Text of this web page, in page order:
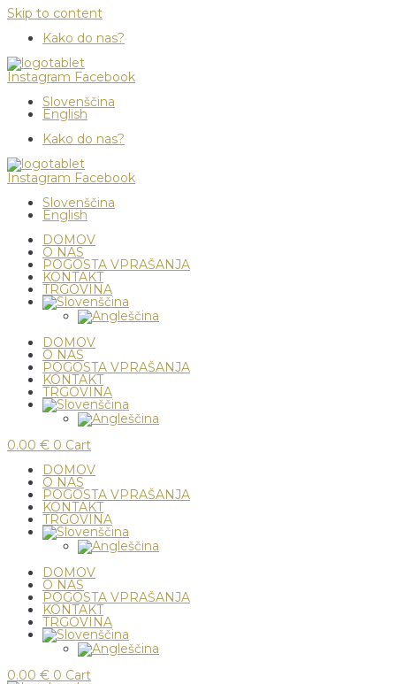
Skip to content
Kako do nas?
Instagram Facebook
Slovenščina
English
Kako do nas?
Instagram Facebook
Slovenščina
English
DOMOV
O NAS
POGOSTA VPRAŠANJA
KONTAKT
TRGOVINA
DOMOV
O NAS
POGOSTA VPRAŠANJA
KONTAKT
TRGOVINA
0.00 € 0 Cart
DOMOV
O NAS
POGOSTA VPRAŠANJA
KONTAKT
TRGOVINA
DOMOV
O NAS
POGOSTA VPRAŠANJA
KONTAKT
TRGOVINA
0.00 € 0 Cart